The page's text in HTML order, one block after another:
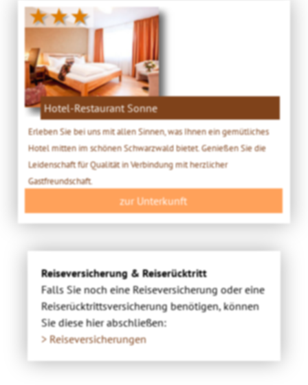
★★★
Hotel-Restaurant Sonne
Erleben Sie bei uns mit allen Sinnen, was Ihnen ein gemütliches
Hotel mitten im schönen Schwarzwald bietet. Genießen Sie die
Leidenschaft für Qualität in Verbindung mit herzlicher
Gastfreundschaft.
zur Unterkunft
Reiseversicherung & Reiserücktritt
Falls Sie noch eine Reiseversicherung oder eine
Reiserücktrittsversicherung benötigen, können
Sie diese hier abschließen:
> Reiseversicherungen